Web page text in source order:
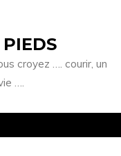
croyez …. courir, un
….